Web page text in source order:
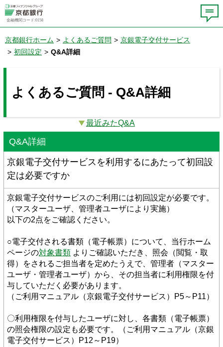
金融機関コード:0158
京都銀行ホーム > よくあるご質問 > 京銀電子交付サービス
> 初回設定 > Q&A詳細
よくあるご質問 - Q&A詳細
最近みたQ&A
Q&A詳細
京銀電子交付サービスを利用するにあたって初回設
定は必要ですか
京銀電子交付サービスのご利用には初回設定が必要です。
（マスターユーザ、管理者ユーザにより実施）
以下の2点をご確認ください。
○電子交付される書類（電子帳票）について、当行ホーム
ページの対象書類 よりご確認いただき、照会（閲覧・取
得）をされるご担当者を定めたうえで、管理者（マスター
ユーザ・管理者ユーザ）から、その担当者に利用権限を付
与していただく必要があります。
（ご利用マニュアル（京銀電子交付サービス）P5～P11）
〇利用権限を付与したユーザに対し、各書類（電子帳票）
の照会権限の設定も必要です。（ご利用マニュアル（京銀
電子交付サービス）P12～P19）